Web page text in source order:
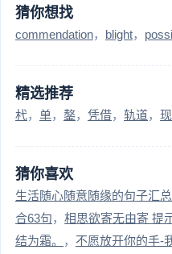
猜你想找
commendation blight
精选推荐
杙 单 鏊 凭借 轨道
猜你喜欢
生活随心随意随缘的句子汇
合63句
相思欲寄无由寄 提
结为霜。
不愿放开你的手-